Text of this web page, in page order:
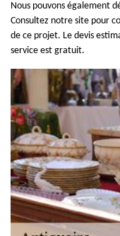
Nous pouvons également
Consultez notre site pour
de ce projet. Le devis
service est gratuit.